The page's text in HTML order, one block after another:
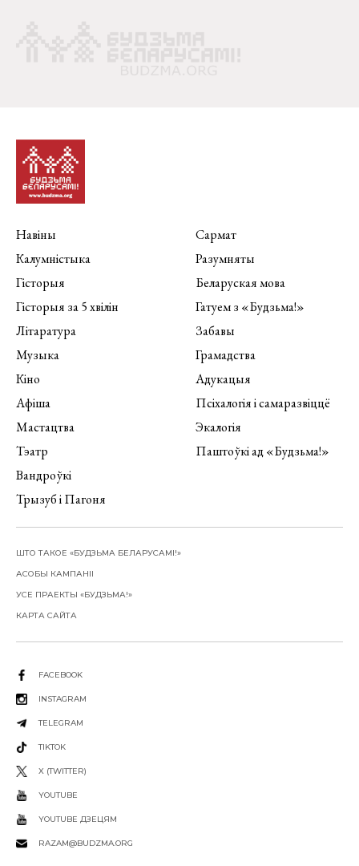
Навіны
Калумністыка
Гісторыя
Гісторыя за 5 хвілін
Літаратура
Музыка
Кіно
Афіша
Мастацтва
Тэатр
Вандроўкі
Трызуб і Пагоня
Сармат
Разумняты
Беларуская мова
Гатуем з «Будзьма!»
Забавы
Грамадства
Адукацыя
Псіхалогія і самаразвіццё
Экалогія
Паштоўкі ад «Будзьма!»
ШТО ТАКОЕ «БУДЗЬМА БЕЛАРУСАМІ!»
АСОБЫ КАМПАНІІ
УСЕ ПРАЕКТЫ «БУДЗЬМА!»
КАРТА САЙТА
FACEBOOK
INSTAGRAM
TELEGRAM
TIKTOK
X (TWITTER)
YOUTUBE
YOUTUBE ДЗЕЦЯМ
RAZAM@BUDZMA.ORG